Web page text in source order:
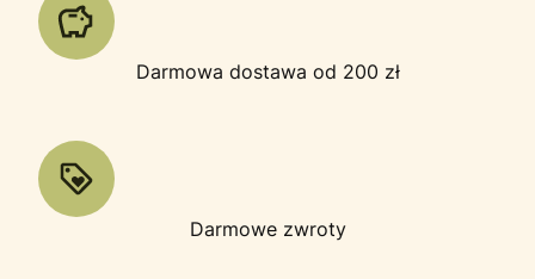
Darmowa dostawa od 200 zł
Darmowe zwroty